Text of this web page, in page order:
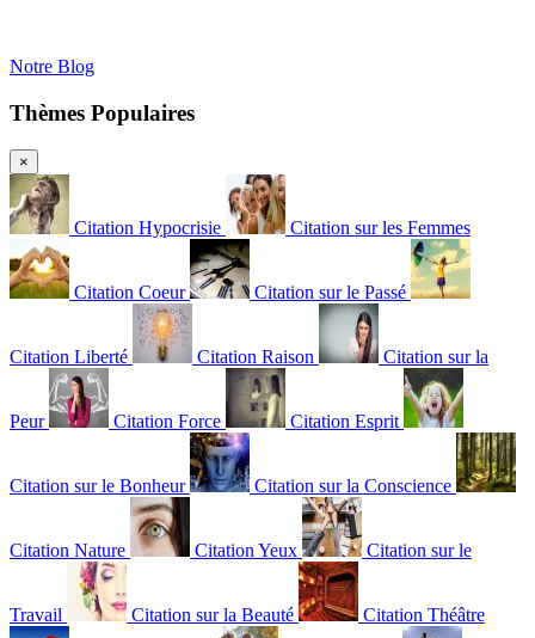
Notre Blog
Thèmes Populaires
×
Citation Hypocrisie Citation sur les Femmes
Citation Coeur Citation sur le Passé
Citation Liberté Citation Raison Citation sur la
Peur Citation Force Citation Esprit
Citation sur le Bonheur Citation sur la Conscience
Citation Nature Citation Yeux Citation sur le
Travail Citation sur la Beauté Citation Théâtre